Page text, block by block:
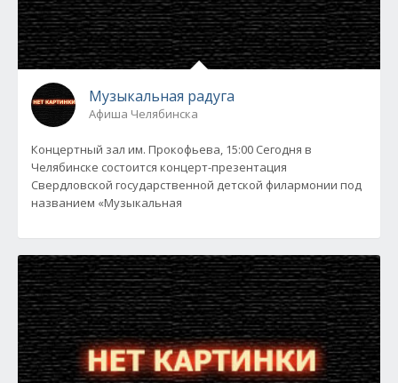
Музыкальная радуга
Афиша Челябинска
Концертный зал им. Прокофьева, 15:00 Сегодня в
Челябинске состоится концерт-презентация
Свердловской государственной детской филармонии под
названием «Музыкальная